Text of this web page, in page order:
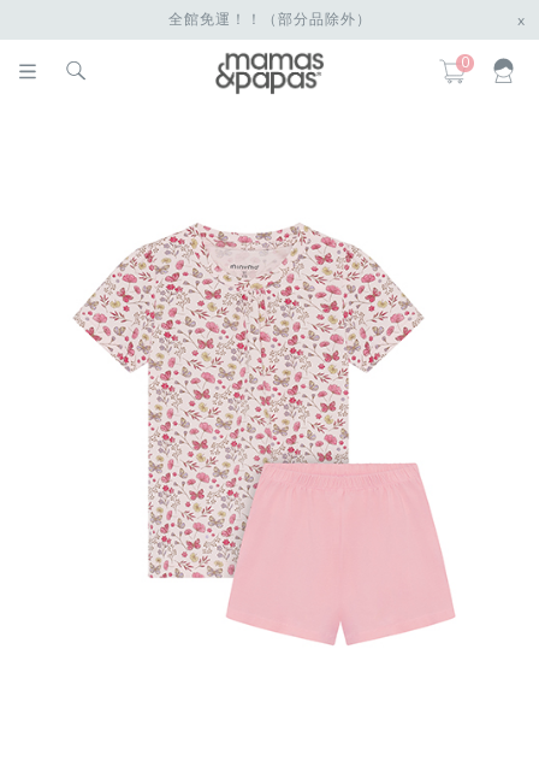
全館免運！！（部分品除外） x
0